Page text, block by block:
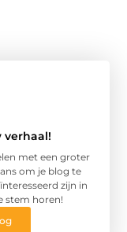
verhaal!
met een groter
om je blog te
zijn in
stem horen!